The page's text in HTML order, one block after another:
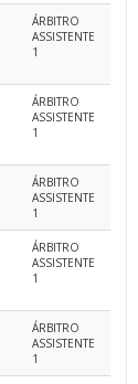
ÁRBITRO
ASSISTENTE
1
ÁRBITRO
ASSISTENTE
1
ÁRBITRO
ASSISTENTE
1
ÁRBITRO
ASSISTENTE
1
ÁRBITRO
ASSISTENTE
1